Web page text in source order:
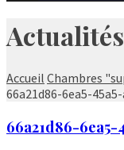
Actualités
Accueil Chambres
66a21d86-6ea5-
66a21d86-6ea5-